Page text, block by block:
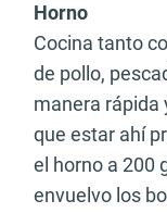
Horno
Cocina tanto
de pollo,
manera rápida
que estar ahí
el horno a 200
envuelvo los